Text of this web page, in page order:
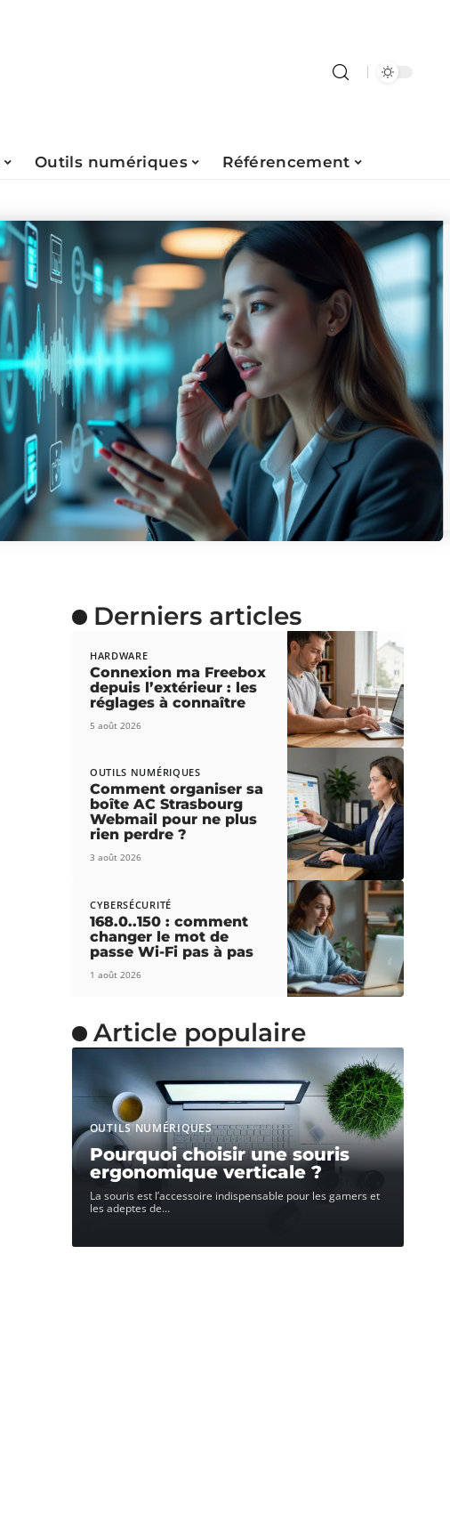
Outils numériques Référencement
Derniers articles
HARDWARE
Connexion ma Freebox
depuis l’extérieur : les
réglages à connaître
5 août 2026
OUTILS NUMÉRIQUES
Comment organiser sa
boîte AC Strasbourg
Webmail pour ne plus
rien perdre ?
3 août 2026
CYBERSÉCURITÉ
168.0..150 : comment
changer le mot de
passe Wi-Fi pas à pas
1 août 2026
Article populaire
OUTILS NUMÉRIQUES
Pourquoi choisir une souris
ergonomique verticale ?
La souris est l’accessoire indispensable pour les gamers et
les adeptes de…